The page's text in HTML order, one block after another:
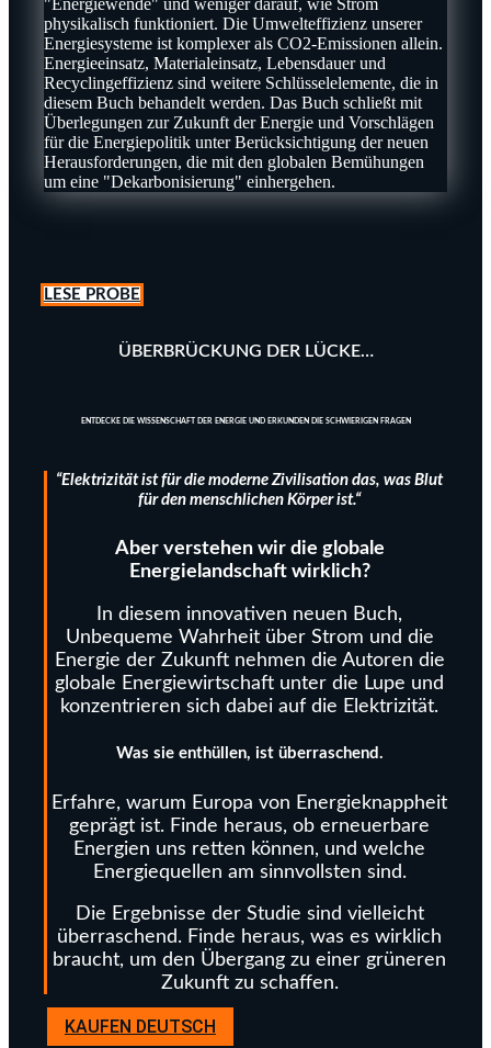
LESE PROBE
ÜBERBRÜCKUNG DER LÜCKE…
ENTDECKE DIE WISSENSCHAFT DER ENERGIE UND ERKUNDEN DIE SCHWIERIGEN FRAGEN
“Elektrizität ist für die moderne Zivilisation das, was Blut
für den menschlichen Körper ist.“
Aber verstehen wir die globale
Energielandschaft wirklich?
In diesem innovativen neuen Buch,
Unbequeme Wahrheit über Strom und die
Energie der Zukunft nehmen die Autoren die
globale Energiewirtschaft unter die Lupe und
konzentrieren sich dabei auf die Elektrizität.
Was sie enthüllen, ist überraschend.
Erfahre, warum Europa von Energieknappheit
geprägt ist. Finde heraus, ob erneuerbare
Energien uns retten können, und welche
Energiequellen am sinnvollsten sind.
Die Ergebnisse der Studie sind vielleicht
überraschend. Finde heraus, was es wirklich
braucht, um den Übergang zu einer grüneren
Zukunft zu schaffen.
KAUFEN DEUTSCH